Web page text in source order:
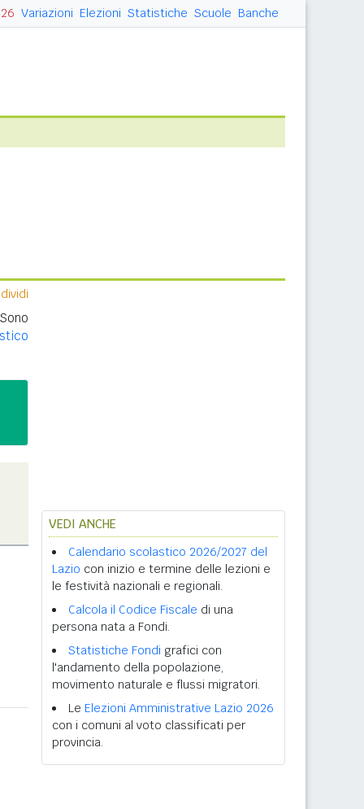
Variazioni Elezioni Statistiche Scuole Banche
VEDI ANCHE
Calendario scolastico 2026/2027 del
Lazio con inizio e termine delle lezioni e
le festività nazionali e regionali.
Calcola il Codice Fiscale di una
persona nata a Fondi.
Statistiche Fondi grafici con
l'andamento della popolazione,
movimento naturale e flussi migratori.
Le Elezioni Amministrative Lazio 2026
con i comuni al voto classificati per
provincia.